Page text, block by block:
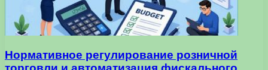
Нормативное регулирование розничной